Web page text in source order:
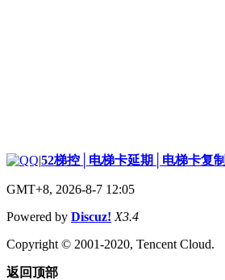
|52梯控│电梯卡延期│电梯卡复制
GMT+8, 2026-8-7 12:05
Powered by Discuz! X3.4
Copyright © 2001-2020, Tencent Cloud.
返回顶部